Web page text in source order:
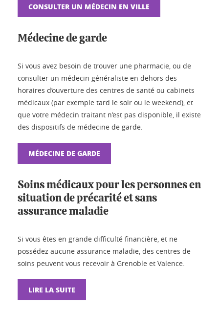
CONSULTER UN MÉDECIN EN VILLE
Médecine de garde
Si vous avez besoin de trouver une pharmacie, ou de
consulter un médecin généraliste en dehors des
horaires d’ouverture des centres de santé ou cabinets
médicaux (par exemple tard le soir ou le weekend), et
que votre médecin traitant n’est pas disponible, il existe
des dispositifs de médecine de garde.
MÉDECINE DE GARDE
Soins médicaux pour les personnes en
situation de précarité et sans
assurance maladie
Si vous êtes en grande difficulté financière, et ne
possédez aucune assurance maladie, des centres de
soins peuvent vous recevoir à Grenoble et Valence.
LIRE LA SUITE